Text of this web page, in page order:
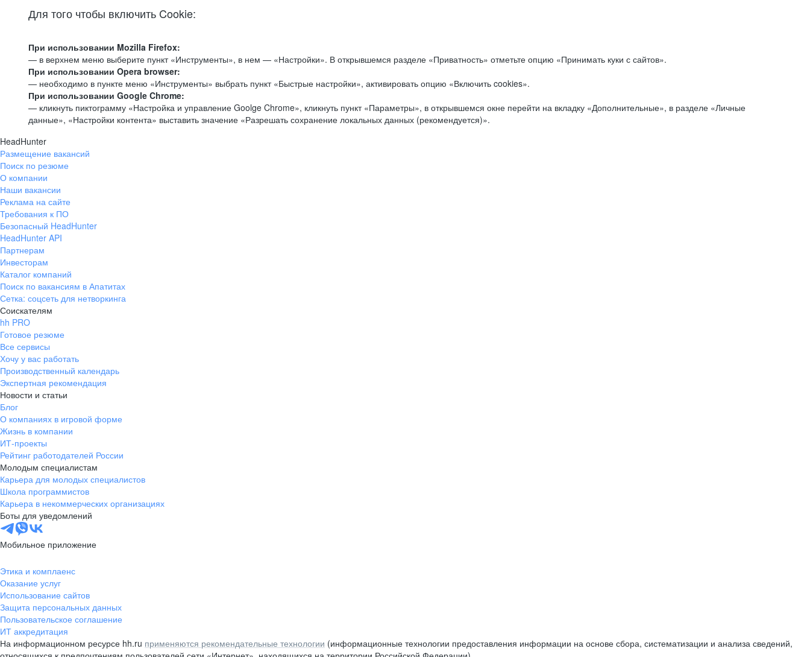
Для того чтобы включить Cookie:
При использовании Mozilla Firefox:
— в верхнем меню выберите пункт «Инструменты», в нем — «Настройки». В открывшемся разделе «Приватность» отметьте опцию «Принимать куки с сайтов».
При использовании Opera browser:
— необходимо в пункте меню «Инструменты» выбрать пункт «Быстрые настройки», активировать опцию «Включить cookies».
При использовании Google Chrome:
— кликнуть пиктограмму «Настройка и управление Goolge Chrome», кликнуть пункт «Параметры», в открывшемся окне перейти на вкладку «Дополнительные», в разделе «Личные
данные», «Настройки контента» выставить значение «Разрешать сохранение локальных данных (рекомендуется)».
HeadHunter
Размещение вакансий
Поиск по резюме
О компании
Наши вакансии
Реклама на сайте
Требования к ПО
Безопасный HeadHunter
HeadHunter API
Партнерам
Инвесторам
Каталог компаний
Поиск по вакансиям в Апатитах
Сетка: соцсеть для нетворкинга
Соискателям
hh PRO
Готовое резюме
Все сервисы
Хочу у вас работать
Производственный календарь
Экспертная рекомендация
Новости и статьи
Блог
О компаниях в игровой форме
Жизнь в компании
ИТ-проекты
Рейтинг работодателей России
Молодым специалистам
Карьера для молодых специалистов
Школа программистов
Карьера в некоммерческих организациях
Боты для уведомлений
Мобильное приложение
Этика и комплаенс
Оказание услуг
Использование сайтов
Защита персональных данных
Пользовательское соглашение
ИТ аккредитация
На информационном ресурсе hh.ru применяются рекомендательные технологии (информационные технологии предоставления информации на основе сбора, систематизации и анализа сведений,